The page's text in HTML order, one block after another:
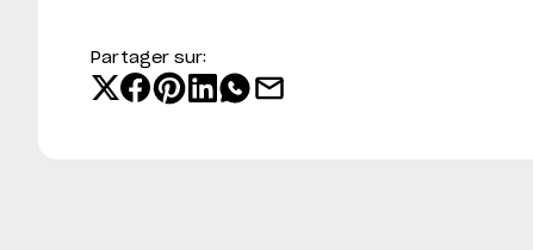
Partager sur: